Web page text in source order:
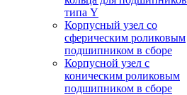
типа Y
Корпусный узел со
сферическим роликовым
подшипником в сборе
Корпусной узел с
коническим роликовым
подшипником в сборе